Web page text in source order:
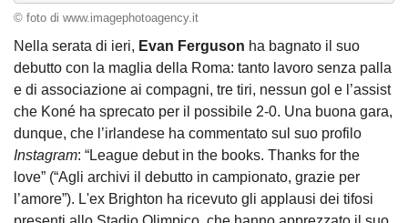
© foto di www.imagephotoagency.it
Nella serata di ieri, Evan Ferguson ha bagnato il suo
debutto con la maglia della Roma: tanto lavoro senza palla
e di associazione ai compagni, tre tiri, nessun gol e l’assist
che Koné ha sprecato per il possibile 2-0. Una buona gara,
dunque, che l’irlandese ha commentato sul suo profilo
Instagram: “League debut in the books. Thanks for the
love” (“Agli archivi il debutto in campionato, grazie per
l’amore”). L'ex Brighton ha ricevuto gli applausi dei tifosi